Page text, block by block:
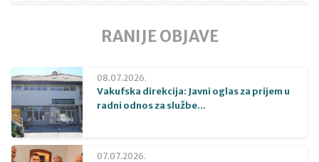
RANIJE OBJAVE
08.07.2026.
Vakufska direkcija: Javni oglas za prijem u
radni odnos za službe...
07.07.2026.